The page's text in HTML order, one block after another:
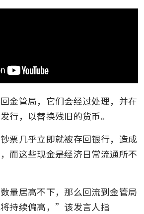
金管局，它们会经过处理，并在
行，以替换残旧的货币。
票几乎立即就被存回银行，造成
而这些现金是经济日常流通所不
量居高不下，那么回流到金管局
持续偏高，”该发言人指